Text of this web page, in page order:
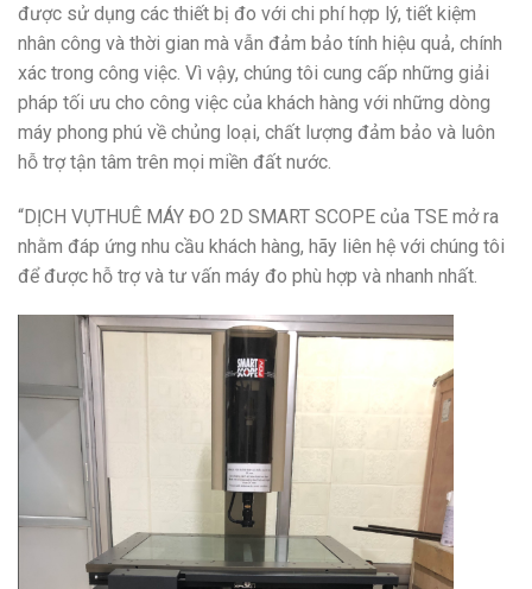
được sử dụng các thiết bị đo với chi phí hợp lý, tiết kiệm
nhân công và thời gian mà vẫn đảm bảo tính hiệu quả, chính
xác trong công việc. Vì vậy, chúng tôi cung cấp những giải
pháp tối ưu cho công việc của khách hàng với những dòng
máy phong phú về chủng loại, chất lượng đảm bảo và luôn
hỗ trợ tận tâm trên mọi miền đất nước.
“DỊCH VỤTHUÊ MÁY ĐO 2D SMART SCOPE của TSE mở ra
nhằm đáp ứng nhu cầu khách hàng, hãy liên hệ với chúng tôi
để được hỗ trợ và tư vấn máy đo phù hợp và nhanh nhất.